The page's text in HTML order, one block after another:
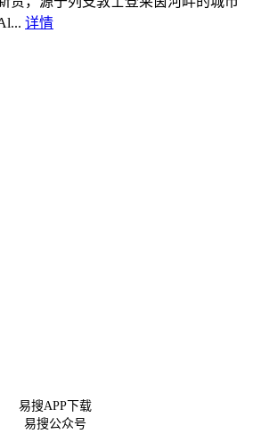
详情
易搜APP下载
易搜公众号